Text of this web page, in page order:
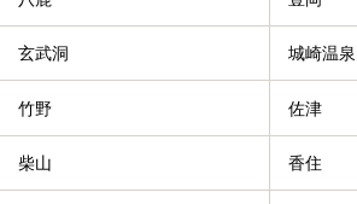
玄武洞 城崎温泉
竹野 佐津
柴山 香住